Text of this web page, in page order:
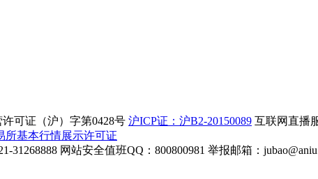
可证（沪）字第0428号 沪ICP证：沪B2-20150089 互联网直播
所基本行情展示许可证
31268888 网站安全值班QQ：800800981 举报邮箱：